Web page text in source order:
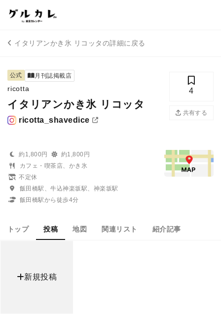
イタリアンかき氷 リコッタの詳細に戻る
公式 月刊誌掲載店
ricotta
イタリアンかき氷 リコッタ
ricotta_shavedice
4
共有する
約1,800円
約1,800円
カフェ・喫茶店、かき氷
不定休
飯田橋駅、牛込神楽坂駅、神楽坂駅
飯田橋駅から徒歩4分
トップ 投稿 地図 関連リスト 紹介記事
新規投稿